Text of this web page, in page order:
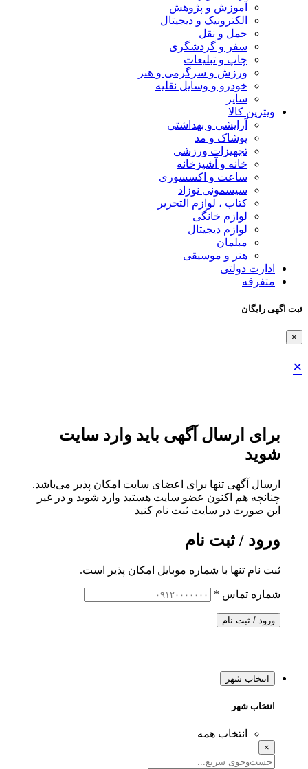
آموزش و پژوهش
الکترونیک و دیجیتال
حمل و نقل
سفر و گردشگری
چاپ و تبلیعات
ورزش و سرگرمی و هنر
خودرو و وسایل نقلیه
سایر
ویترین کالا
آرایشی و بهداشتی
پوشاک و مد
تجهیزات ورزشی
خانه و آشپزخانه
ساعت و اکسسوری
سیسمونی نوزاد
کتاب ، لوازم التحریر
لوازم خانگی
لوازم دیجیتال
مبلمان
هنر و موسیقی
ادارت دولتی
متفرقه
ثبت اگهی رایگان
×
×
برای ارسال آگهی باید وارد سایت
شوید
ارسال آگهی تنها برای اعضای سایت امکان پذیر می‌باشد.
چنانچه هم‌ اکنون عضو سایت هستید وارد شوید و در غیر
این صورت در سایت ثبت نام کنید
ورود / ثبت نام
ثبت نام تنها با شماره موبایل امکان پذیر است.
شماره تماس *
ورود / ثبت نام
انتخاب شهر
انتخاب شهر
انتخاب همه
×